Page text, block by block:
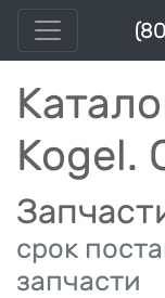
Kogel.
срок
запчасти